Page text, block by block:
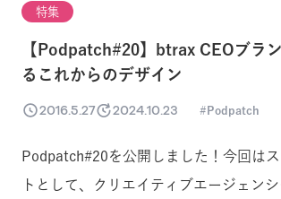
特集
【Podpatch#20】btrax CEOブラ
るこれからのデザイン
2016.5.27 2024.10.23 Podpatch
Podpatch#20を公開しました！今回は
トとして、クリエイティブエージェンシ